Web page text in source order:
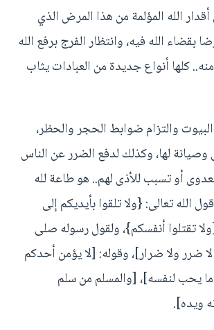
الله المؤلمة من هذا المرض الذي
بقضاء الله فيه، وانتظار الفرج برفع الله
كلها أنواع جديدة من العبادات يثاب
والتزام ضوابط الحجر والحظر،
لها، وكذلك لدفع الضرر عن الناس
أو تسبب للأذى لهم.. هو طاعة لله
الله تعالى: {ولا تلقوا بأيديكم إلى
تقتلوا أنفسكم}، ولقول رسوله صلى
ضرر ولا ضرار]، وقوله: [لا يؤمن أحدكم
يحب لنفسه]، [والمسلم من سلم
ويده].